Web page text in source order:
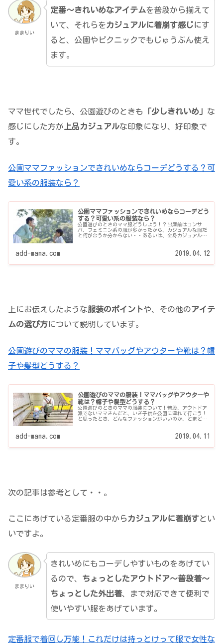
ままりい
定番～きれいめなアイテムを普段から揃えて
いて、それらをカジュアルに着崩す感じにす
ると、公園やピクニックでもじゅうぶん使え
ます。
ママ世代でしたら、公園遊びのときも 「少しきれいめ」 な
感じにした方が 上品カジュアルな印象になり、好印象で
す。
公園ママファッションできれいめならコーデどうする？可
愛い系の服装なら？
公園ママファッションできれいめならコーデどう
する？可愛い系の服装なら？
公園遊びのときのママ服どうしよう！？出産前はコンサ
バ、フェミニン系の服が多かったから、カジュアルな服だ
と何が合うか分からない・・あるいは、全身カジュアルだ
add-mama.com 2019.04.12
上にお伝えしたような服装のポイントや、その他のアイテ
ムの選び方について説明しています。
公園遊びのママの服装！ママバッグやアウターや靴は？帽
子や髪型どうする？
公園遊びのママの服装！ママバッグやアウターや
靴は？帽子や髪型どうする？
公園遊びのときのママの服装について！普段、アウトドア
派でないママさんだと、いざ子供を公園に連れて行こう！
と思ったとき、どんなファッションがいいのか、とまどい
add-mama.com 2019.04.11
次の記事は参考として・・。
ここにあげている定番服の中からカジュアルに着崩すとい
いですよ。
ままりい
きれいめにもコーデしやすいものをあげてい
るので、 ちょっとしたアウトドア～普段着～
ちょっとした外出着、まで対応できて便利で
使いやすい服をあげています。
定番服で着回し万能！これだけは持っとけって服で女性な